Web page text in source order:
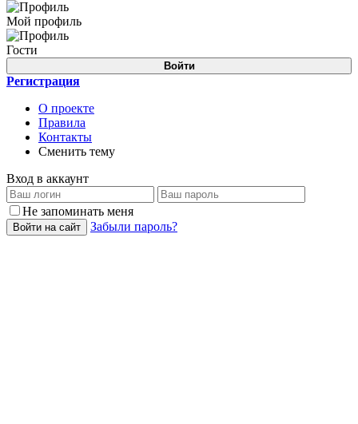
Мой профиль
Гости
Войти
Регистрация
О проекте
Правила
Контакты
Сменить тему
Вход в аккаунт
Не запоминать меня
Войти на сайт Забыли пароль?